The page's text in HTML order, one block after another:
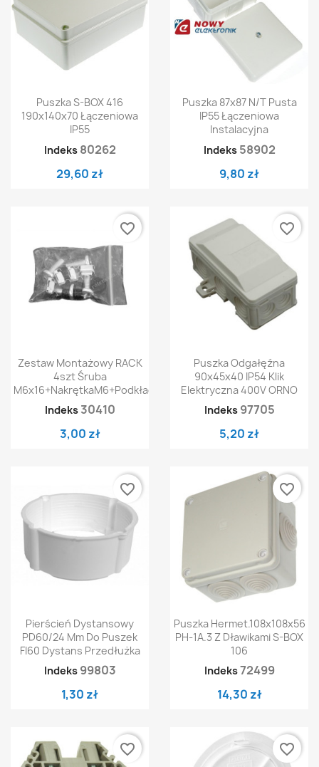
Puszka S-BOX 416
190x140x70 Łączeniowa
IP55
Indeks 80262
29,60 zł
Puszka 87x87 N/T Pusta
IP55 Łączeniowa
Instalacyjna
Indeks 58902
9,80 zł
Zestaw Montażowy RACK
4szt Śruba
M6x16+nakrętkaM6+podkładka
Indeks 30410
3,00 zł
favorite_border
Puszka Odgałęźna
90x45x40 IP54 Klik
Elektryczna 400V ORNO
Indeks 97705
5,20 zł
favorite_border
Pierścień Dystansowy
PD60/24 Mm Do Puszek
FI60 Dystans Przedłużka
Indeks 99803
1,30 zł
favorite_border
Puszka Hermet.108x108x56
PH-1A.3 Z Dławikami S-BOX
106
Indeks72499
14,30 zł
favorite_border
favorite_border favorite_border